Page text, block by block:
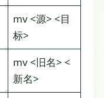
mv <源> <目
标>
mv <旧名> <
新名>